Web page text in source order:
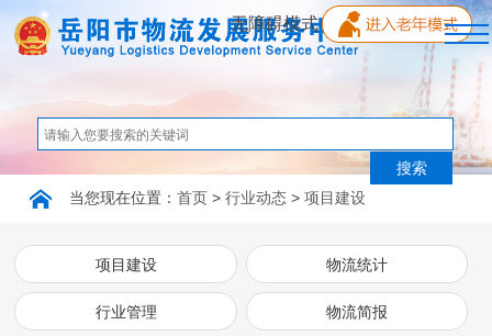
无障碍模式
单位概况
新闻中心
党的建设
当您现在位置： 首页> 行业动态> 项目建设
项目建设 物流统计
行业管理 物流简报